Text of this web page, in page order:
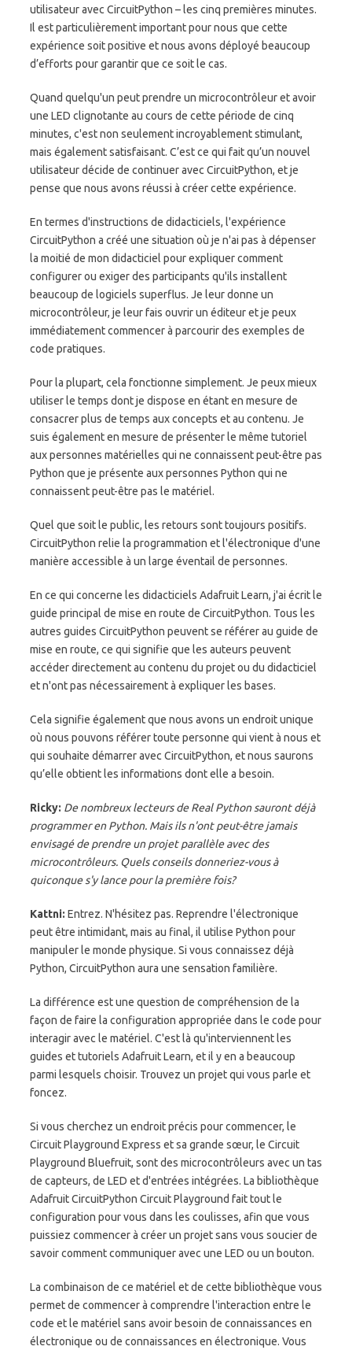
utilisateur avec CircuitPython – les cinq premières minutes.
Il est particulièrement important pour nous que cette
expérience soit positive et nous avons déployé beaucoup
d’efforts pour garantir que ce soit le cas.
Quand quelqu'un peut prendre un microcontrôleur et avoir
une LED clignotante au cours de cette période de cinq
minutes, c'est non seulement incroyablement stimulant,
mais également satisfaisant. C’est ce qui fait qu’un nouvel
utilisateur décide de continuer avec CircuitPython, et je
pense que nous avons réussi à créer cette expérience.
En termes d'instructions de didacticiels, l'expérience
CircuitPython a créé une situation où je n'ai pas à dépenser
la moitié de mon didacticiel pour expliquer comment
configurer ou exiger des participants qu'ils installent
beaucoup de logiciels superflus. Je leur donne un
microcontrôleur, je leur fais ouvrir un éditeur et je peux
immédiatement commencer à parcourir des exemples de
code pratiques.
Pour la plupart, cela fonctionne simplement. Je peux mieux
utiliser le temps dont je dispose en étant en mesure de
consacrer plus de temps aux concepts et au contenu. Je
suis également en mesure de présenter le même tutoriel
aux personnes matérielles qui ne connaissent peut-être pas
Python que je présente aux personnes Python qui ne
connaissent peut-être pas le matériel.
Quel que soit le public, les retours sont toujours positifs.
CircuitPython relie la programmation et l'électronique d'une
manière accessible à un large éventail de personnes.
En ce qui concerne les didacticiels Adafruit Learn, j'ai écrit le
guide principal de mise en route de CircuitPython. Tous les
autres guides CircuitPython peuvent se référer au guide de
mise en route, ce qui signifie que les auteurs peuvent
accéder directement au contenu du projet ou du didacticiel
et n'ont pas nécessairement à expliquer les bases.
Cela signifie également que nous avons un endroit unique
où nous pouvons référer toute personne qui vient à nous et
qui souhaite démarrer avec CircuitPython, et nous saurons
qu’elle obtient les informations dont elle a besoin.
Ricky: De nombreux lecteurs de Real Python sauront déjà
programmer en Python. Mais ils n'ont peut-être jamais
envisagé de prendre un projet parallèle avec des
microcontrôleurs. Quels conseils donneriez-vous à
quiconque s'y lance pour la première fois?
Kattni: Entrez. N'hésitez pas. Reprendre l'électronique
peut être intimidant, mais au final, il utilise Python pour
manipuler le monde physique. Si vous connaissez déjà
Python, CircuitPython aura une sensation familière.
La différence est une question de compréhension de la
façon de faire la configuration appropriée dans le code pour
interagir avec le matériel. C'est là qu'interviennent les
guides et tutoriels Adafruit Learn, et il y en a beaucoup
parmi lesquels choisir. Trouvez un projet qui vous parle et
foncez.
Si vous cherchez un endroit précis pour commencer, le
Circuit Playground Express et sa grande sœur, le Circuit
Playground Bluefruit, sont des microcontrôleurs avec un tas
de capteurs, de LED et d'entrées intégrées. La bibliothèque
Adafruit CircuitPython Circuit Playground fait tout le
configuration pour vous dans les coulisses, afin que vous
puissiez commencer à créer un projet sans vous soucier de
savoir comment communiquer avec une LED ou un bouton.
La combinaison de ce matériel et de cette bibliothèque vous
permet de commencer à comprendre l'interaction entre le
code et le matériel sans avoir besoin de connaissances en
électronique ou de connaissances en électronique. Vous